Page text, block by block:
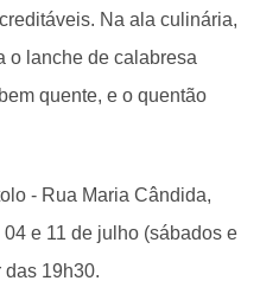
Na ala culinária,
o lanche de calabresa
quente, e o quentão
- Rua Maria Cândida,
e 11 de julho (sábados e
das 19h30.